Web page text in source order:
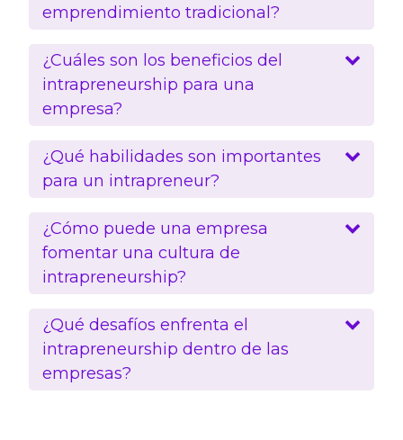
emprendimiento tradicional?
¿Cuáles son los beneficios del
intrapreneurship para una
empresa?
¿Qué habilidades son importantes
para un intrapreneur?
¿Cómo puede una empresa
fomentar una cultura de
intrapreneurship?
¿Qué desafíos enfrenta el
intrapreneurship dentro de las
empresas?